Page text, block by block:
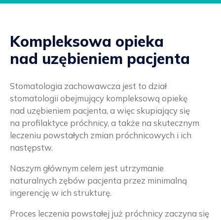
Kompleksowa opieka
nad uzębieniem pacjenta
Stomatologia zachowawcza jest to dział
stomatologii obejmujący kompleksową opiekę
nad uzębieniem pacjenta, a więc skupiający się
na profilaktyce próchnicy, a także na skutecznym
leczeniu powstałych zmian próchnicowych i ich
następstw.
Naszym głównym celem jest utrzymanie
naturalnych zębów pacjenta przez minimalną
ingerencję w ich strukturę.
Proces leczenia powstałej już próchnicy zaczyna się